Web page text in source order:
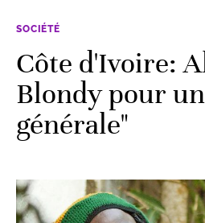
SOCIÉTÉ
Côte d'Ivoire:
Blondy pour
générale"